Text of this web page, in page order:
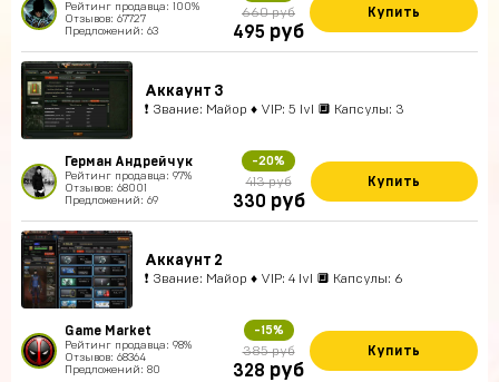
Рейтинг продавца: 100%
Отзывов: 67727
Предложений: 63
660 руб
495 руб
Купить
Аккаунт 3
❗ Звание: Майор ♦ VIP: 5 lvl 🔲 Капсулы: 3
Герман Андрейчук
Рейтинг продавца: 97%
Отзывов: 68001
Предложений: 69
-20%
413 руб
330 руб
Купить
Аккаунт 2
❗ Звание: Майор ♦ VIP: 4 lvl 🔲 Капсулы: 6
Game Market
Рейтинг продавца: 98%
Отзывов: 68364
Предложений: 80
-15%
385 руб
328 руб
Купить